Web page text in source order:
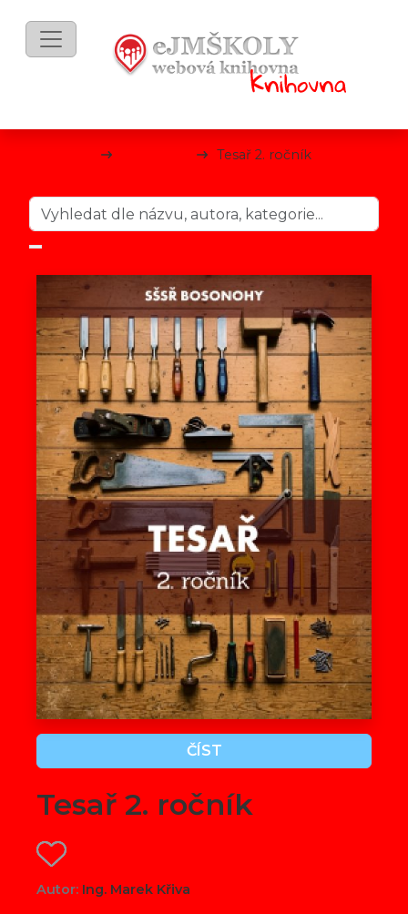
Tesař 2. ročník
ČÍST
Tesař 2. ročník
Autor: Ing. Marek Křiva